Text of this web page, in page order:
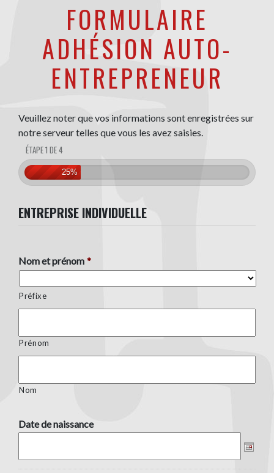
FORMULAIRE
ADHÉSION AUTO-
ENTREPRENEUR
Veuillez noter que vos informations sont enregistrées sur
notre serveur telles que vous les avez saisies.
ÉTAPE 1 DE 4
25%
ENTREPRISE INDIVIDUELLE
Nom et prénom *
Préfixe
Prénom
Nom
Date de naissance
Format